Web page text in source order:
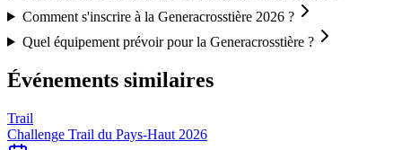
Comment s'inscrire à la Generacrosstière 2026 ?
Quel équipement prévoir pour la Generacrosstière ?
Événements similaires
Trail
Challenge Trail du Pays-Haut 2026